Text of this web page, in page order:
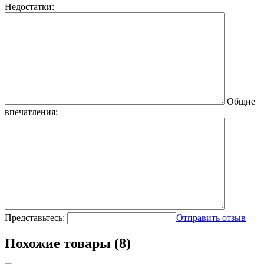
Недостатки:
Общие
впечатления:
Представьтесь: Отправить отзыв
Похожие товары (8)